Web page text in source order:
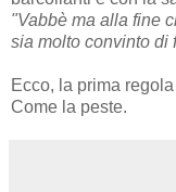
"Vabbè ma alla fine
sia molto convinto di
Ecco, la prima
Come la peste.